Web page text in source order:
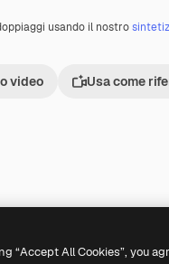
usando il nostro
video Usa come
“Accept All Cookies”, you